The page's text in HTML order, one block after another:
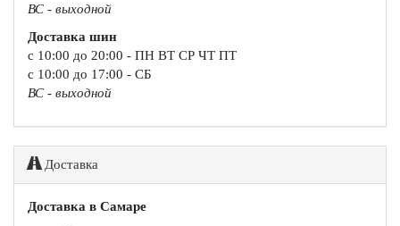
ВС - выходной
Доставка шин
с 10:00 до 20:00 - ПН ВТ СР ЧТ ПТ
с 10:00 до 17:00 - СБ
ВС - выходной
Доставка
Доставка в Самаре